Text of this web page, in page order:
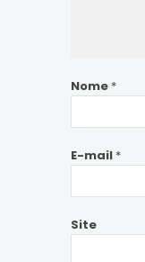
Nome *
E-mail *
Site